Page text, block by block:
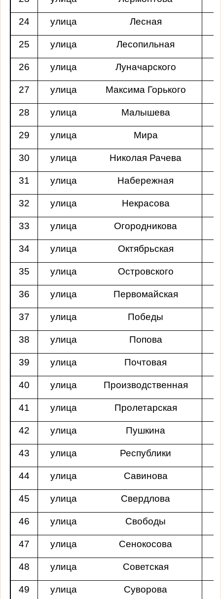
24 улица Лесная
25 улица Лесопильная
26 улица Луначарского
27 улица Максима Горького
28 улица Малышева
29 улица Мира
30 улица Николая Рачева
31 улица Набережная
32 улица Некрасова
33 улица Огородникова
34 улица Октябрьская
35 улица Островского
36 улица Первомайская
37 улица Победы
38 улица Попова
39 улица Почтовая
40 улица Производственная
41 улица Пролетарская
42 улица Пушкина
43 улица Республики
44 улица Савинова
45 улица Свердлова
46 улица Свободы
47 улица Сенокосова
48 улица Советская
49 улица Суворова